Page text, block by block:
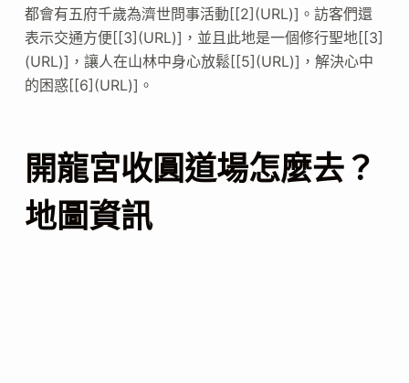
都會有五府千歲為濟世問事活動[[2](URL)]。訪客們還
表示交通方便[[3](URL)]，並且此地是一個修行聖地[[3]
(URL)]，讓人在山林中身心放鬆[[5](URL)]，解決心中
的困惑[[6](URL)]。
開龍宮收圓道場怎麼去？
地圖資訊